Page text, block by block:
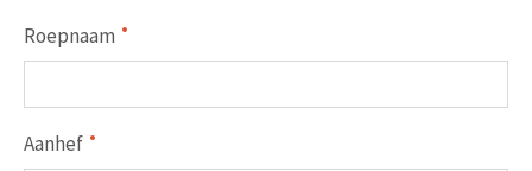
Roepnaam
Aanhef